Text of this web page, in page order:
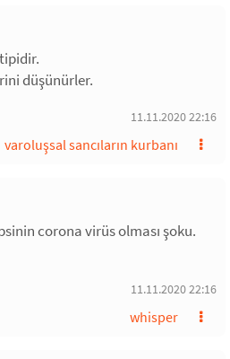
düşünürler.
11.11.2020 22:16
varoluşsal sancıların kurbanı
corona virüs olması şoku.
11.11.2020 22:16
whisper